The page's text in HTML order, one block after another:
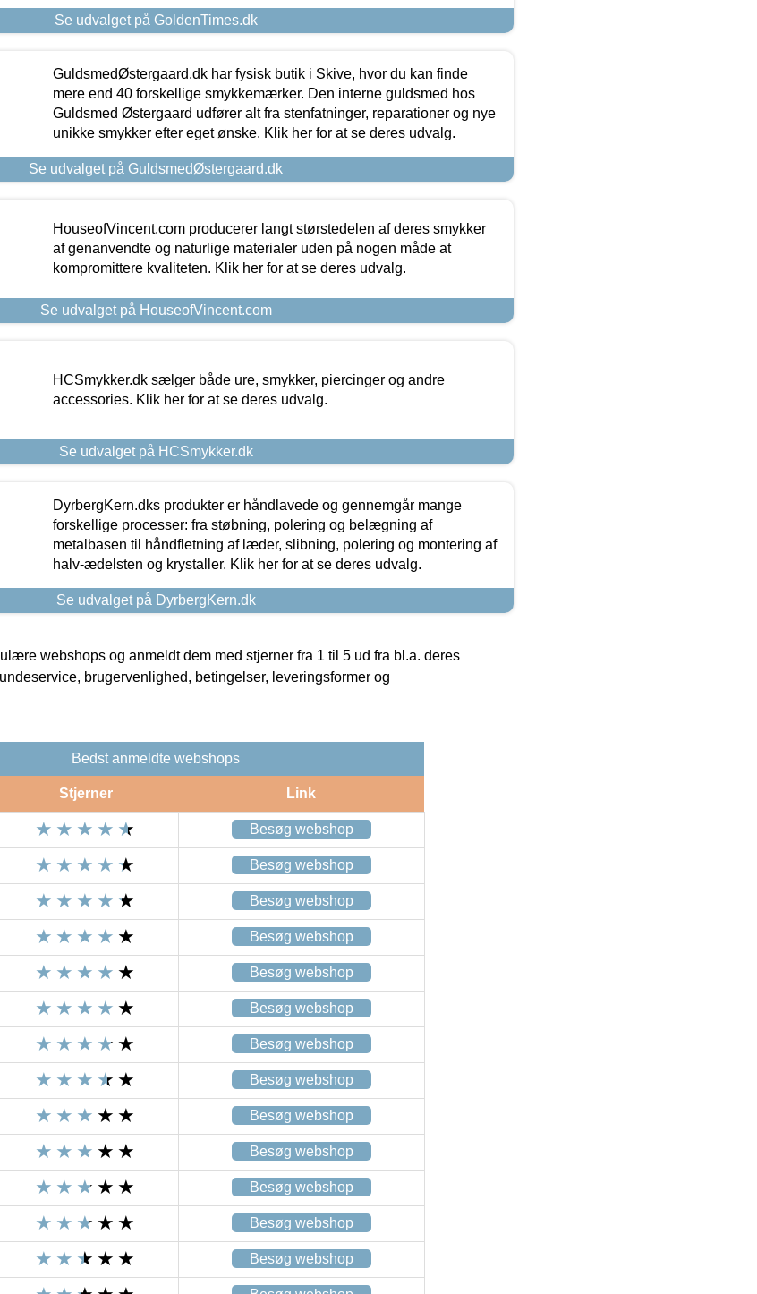
Se udvalget på GoldenTimes.dk
GuldsmedØstergaard.dk har fysisk butik i Skive, hvor du kan finde
mere end 40 forskellige smykkemærker. Den interne guldsmed hos
Guldsmed Østergaard udfører alt fra stenfatninger, reparationer og nye
unikke smykker efter eget ønske. Klik her for at se deres udvalg.
Se udvalget på GuldsmedØstergaard.dk
HouseofVincent.com producerer langt størstedelen af deres smykker
af genanvendte og naturlige materialer uden på nogen måde at
kompromittere kvaliteten. Klik her for at se deres udvalg.
Se udvalget på HouseofVincent.com
HCSmykker.dk sælger både ure, smykker, piercinger og andre
accessories. Klik her for at se deres udvalg.
Se udvalget på HCSmykker.dk
DyrbergKern.dks produkter er håndlavede og gennemgår mange
forskellige processer: fra støbning, polering og belægning af
metalbasen til håndfletning af læder, slibning, polering og montering af
halv-ædelsten og krystaller. Klik her for at se deres udvalg.
Se udvalget på DyrbergKern.dk
webshops og anmeldt dem med stjerner fra 1 til 5 ud fra bl.a. deres
brugervenlighed, betingelser, leveringsformer og
Bedst anmeldte webshops
Stjerner Link
Besøg webshop
Besøg webshop
Besøg webshop
Besøg webshop
Besøg webshop
Besøg webshop
Besøg webshop
Besøg webshop
Besøg webshop
Besøg webshop
Besøg webshop
Besøg webshop
Besøg webshop